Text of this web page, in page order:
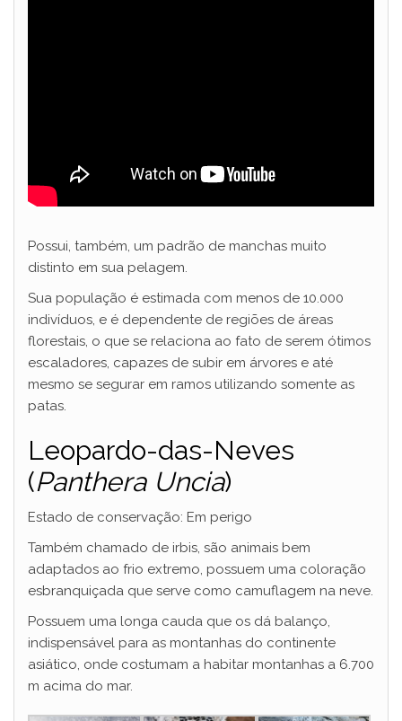
Possui, também, um padrão de manchas muito
distinto em sua pelagem.
Sua população é estimada com menos de 10.000
indivíduos, e é dependente de regiões de áreas
florestais, o que se relaciona ao fato de serem ótimos
escaladores, capazes de subir em árvores e até
mesmo se segurar em ramos utilizando somente as
patas.
Leopardo-das-Neves
(Panthera Uncia)
Estado de conservação: Em perigo
Também chamado de irbis, são animais bem
adaptados ao frio extremo, possuem uma coloração
esbranquiçada que serve como camuflagem na neve.
Possuem uma longa cauda que os dá balanço,
indispensável para as montanhas do continente
asiático, onde costumam a habitar montanhas a 6.700
m acima do mar.